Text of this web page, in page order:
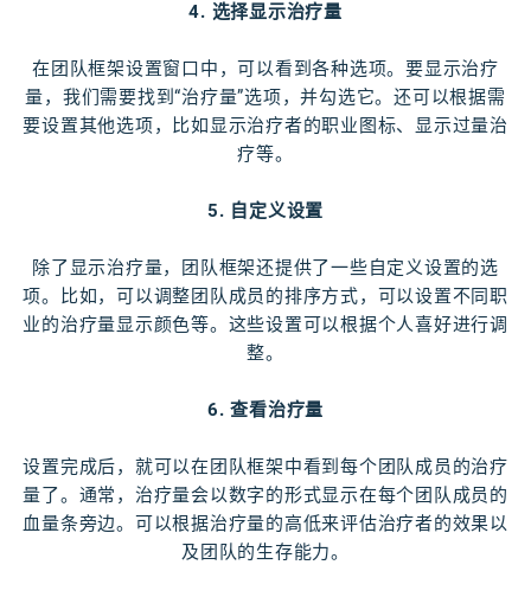
4. 选择显示治疗量
在团队框架设置窗口中，可以看到各种选项。要显示治疗
量，我们需要找到“治疗量”选项，并勾选它。还可以根据需
要设置其他选项，比如显示治疗者的职业图标、显示过量治
疗等。
5. 自定义设置
除了显示治疗量，团队框架还提供了一些自定义设置的选
项。比如，可以调整团队成员的排序方式，可以设置不同职
业的治疗量显示颜色等。这些设置可以根据个人喜好进行调
整。
6. 查看治疗量
设置完成后，就可以在团队框架中看到每个团队成员的治疗
量了。通常，治疗量会以数字的形式显示在每个团队成员的
血量条旁边。可以根据治疗量的高低来评估治疗者的效果以
及团队的生存能力。